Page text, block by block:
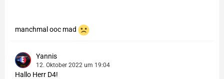
manchmal ooc mad
Yannis
12. Oktober 2022 um 19:04
Hallo Herr D4!